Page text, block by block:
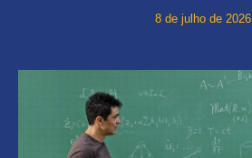
8 de julho de 2026